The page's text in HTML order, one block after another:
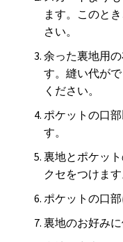
ます。このと
さい。
余った裏地用
す。縫い代が
ください。
ポケットの口
す。
裏地とポケッ
クセをつけます
ポケットの口部
裏地のお好み